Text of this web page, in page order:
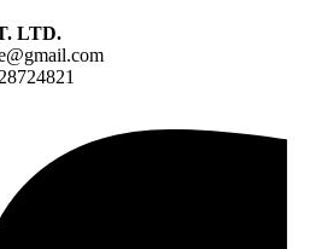
LTD.